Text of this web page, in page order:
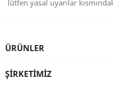
lütfen yasal uyarılar
ÜRÜNLER
ŞIRKETIMIZ